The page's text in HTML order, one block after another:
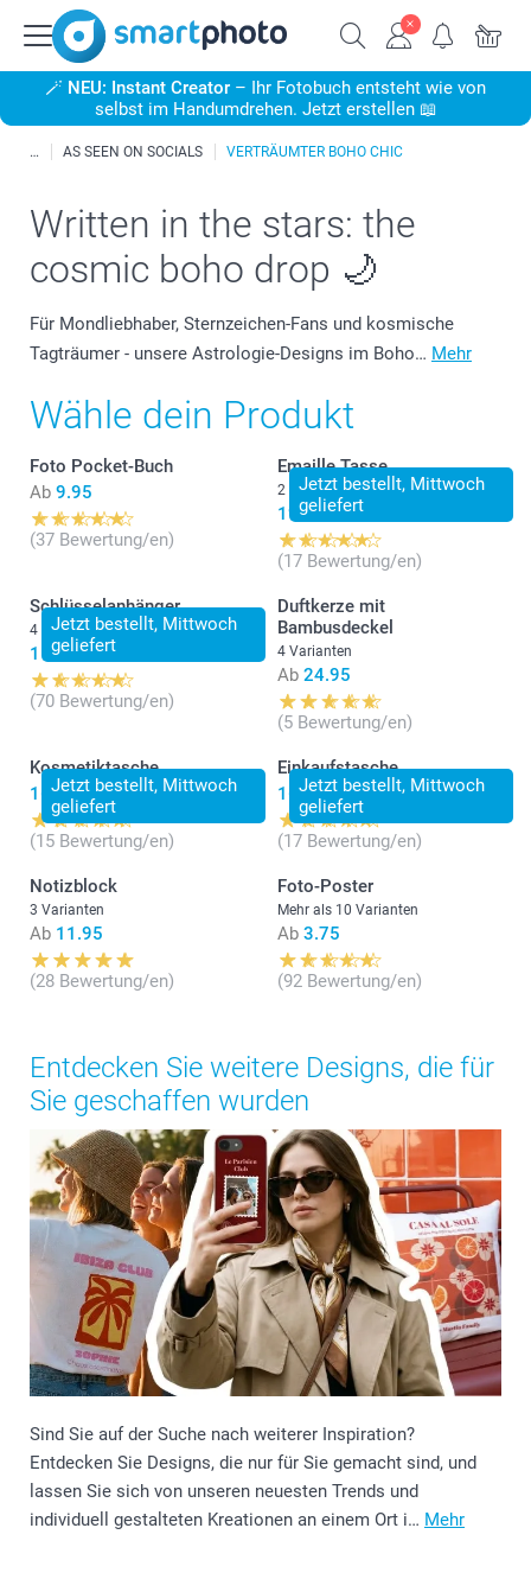
🪄 NEU: Instant Creator – Ihr Fotobuch entsteht wie von
selbst im Handumdrehen. Jetzt erstellen 📖
AS SEEN ON SOCIALS VERTRÄUMTER BOHO CHIC
Written in the stars: the
cosmic boho drop 🌙
Für Mondliebhaber, Sternzeichen-Fans und kosmische
Tagträumer - unsere Astrologie-Designs im Boho… Mehr
Wähle dein Produkt
Foto Pocket-Buch
Ab 9.95
(37 Bewertung/en)
Jetzt bestellt, Mittwoch
geliefert
Emaille Tasse
2 Varianten
19.95
(17 Bewertung/en)
Jetzt bestellt, Mittwoch
geliefert
Schlüsselanhänger
4 Varianten
11.95
(70 Bewertung/en)
Duftkerze mit
Bambusdeckel
4 Varianten
Ab 24.95
(5 Bewertung/en)
Jetzt bestellt, Mittwoch
geliefert
Kosmetiktasche
16.95
(15 Bewertung/en)
Jetzt bestellt, Mittwoch
geliefert
Einkaufstasche
16.95
(17 Bewertung/en)
Notizblock
3 Varianten
Ab 11.95
(28 Bewertung/en)
Foto-Poster
Mehr als 10 Varianten
Ab 3.75
(92 Bewertung/en)
Entdecken Sie weitere Designs, die für
Sie geschaffen wurden
Sind Sie auf der Suche nach weiterer Inspiration?
Entdecken Sie Designs, die nur für Sie gemacht sind, und
lassen Sie sich von unseren neuesten Trends und
individuell gestalteten Kreationen an einem Ort i… Mehr